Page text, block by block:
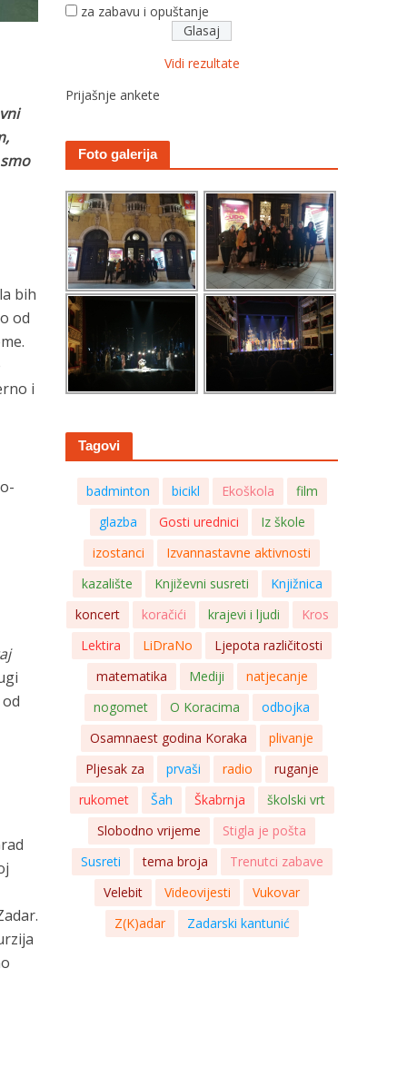
bih
od
i
za zabavu i opuštanje
Vidi rezultate
Prijašnje ankete
Foto galerija
Tagovi
badminton bicikl Ekoškola
film
glazba
Gosti urednici
Iz škole
izostanci
Izvannastavne aktivnosti
kazalište
Književni susreti
Knjižnica
koncert
koračići krajevi i ljudi
Kros
Lektira
LiDraNo
Ljepota različitosti
matematika
Mediji
natjecanje
nogomet
O Koracima
odbojka
Osamnaest godina Koraka
plivanje
Pljesak za
prvaši radio
ruganje
rukomet
Šah Škabrnja
školski vrt
Slobodno vrijeme
Stigla je pošta
Susreti
tema broja
Trenutci zabave
Velebit
Videovijesti
Vukovar
Z(K)adar
Zadarski kantunić